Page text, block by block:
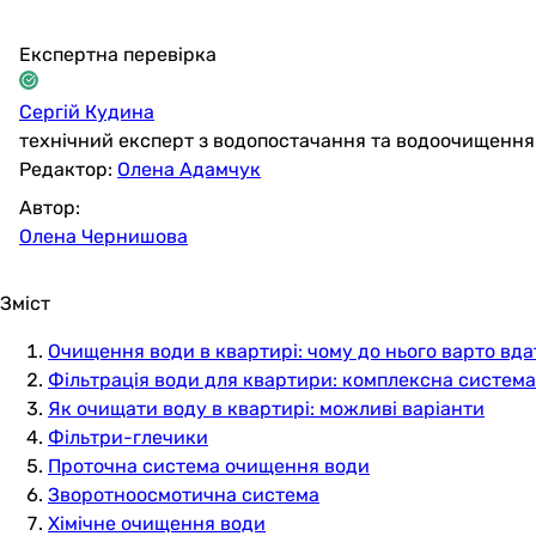
Експертна перевірка
Сергій Кудина
технічний експерт з водопостачання та водоочищення
Редактор: Олена Адамчук
Автор:
Олена Чернишова
Зміст
Очищення води в квартирі: чому до нього варто
Фільтрація води для квартири: комплексна система
Як очищати воду в квартирі: можливі варіанти
Фільтри-глечики
Проточна система очищення води
Зворотноосмотична система
Хімічне очищення води